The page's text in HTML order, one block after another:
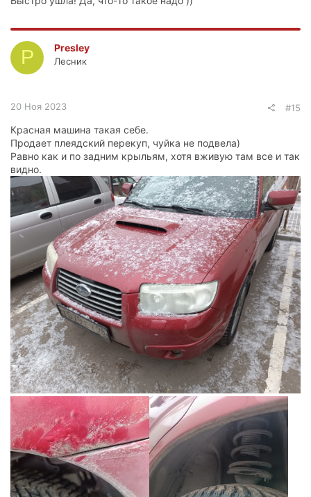
P Presley
Лесник
20 Ноя 2023 #15
Красная машина такая себе.
Продает плеядский перекуп, чуйка не подвела)
Равно как и по задним крыльям, хотя вживую там все и так
видно.